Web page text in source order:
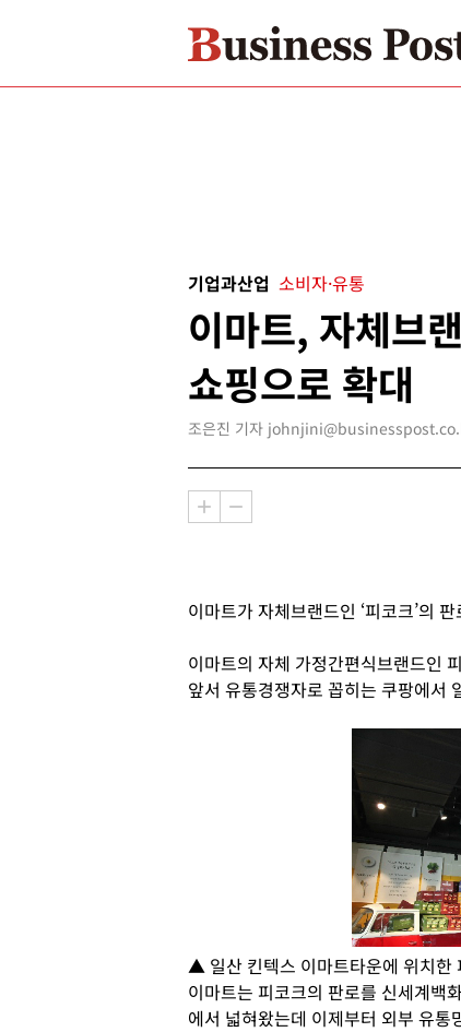
기업과산업 소비자·유통
이마트, 자체브
쇼핑으로 확대
조은진 기자
이마트가 자체브랜드인 ‘피코크’의
이마트의 자체 가정간편식브랜드인
앞서 유통경쟁자로 꼽히는 쿠팡에서
▲ 일산 킨텍스 이마트타운에 위치한
이마트는 피코크의 판로를 신세계백
에서 넓혀왔는데 이제부터 외부 유